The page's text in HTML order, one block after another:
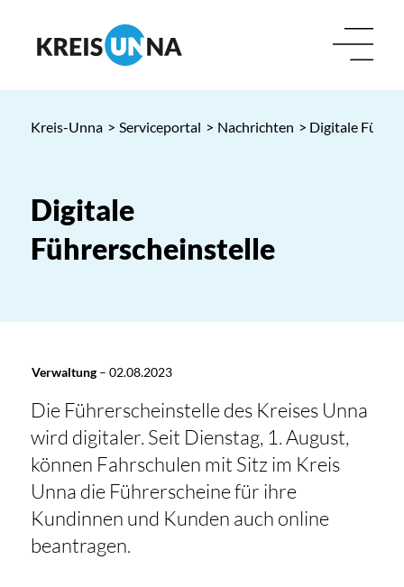
Kreis-Unna > Serviceportal > Nachrichten > Digitale
Digitale
Führerscheinstelle
Verwaltung– 02.08.2023
Die Führerscheinstelle des Kreises Unna
wird digitaler. Seit Dienstag, 1. August,
können Fahrschulen mit Sitz im Kreis
Unna die Führerscheine für ihre
Kundinnen und Kunden auch online
beantragen.